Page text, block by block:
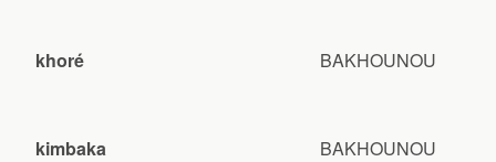
khoré BAKHOUNOU
kimbaka BAKHOUNOU